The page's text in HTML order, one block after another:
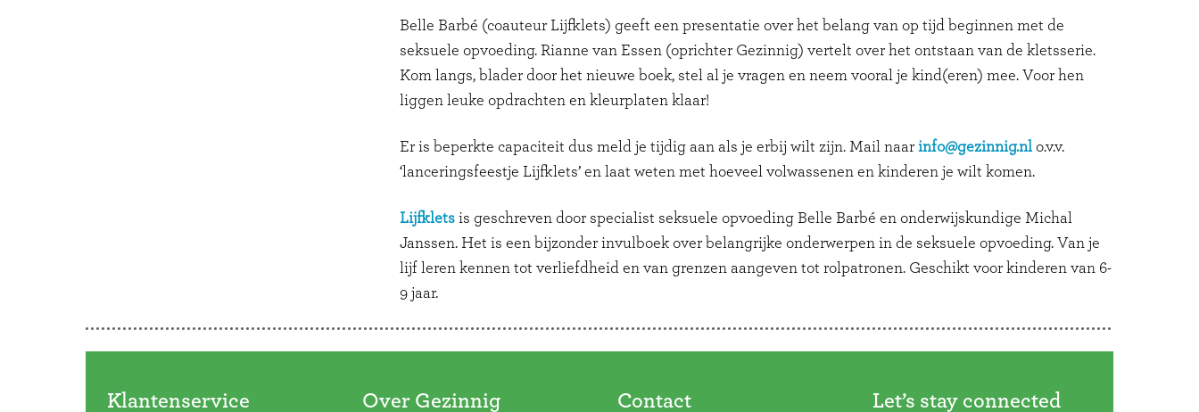
Belle Barbé (coauteur Lijfklets) geeft een presentatie over het belang van op tijd beginnen met de
seksuele opvoeding. Rianne van Essen (oprichter Gezinnig) vertelt over het ontstaan van de kletsserie.
Kom langs, blader door het nieuwe boek, stel al je vragen en neem vooral je kind(eren) mee. Voor hen
liggen leuke opdrachten en kleurplaten klaar!
Er is beperkte capaciteit dus meld je tijdig aan als je erbij wilt zijn. Mail naar info@gezinnig.nl o.v.v.
‘lanceringsfeestje Lijfklets’ en laat weten met hoeveel volwassenen en kinderen je wilt komen.
Lijfklets is geschreven door specialist seksuele opvoeding Belle Barbé en onderwijskundige Michal
Janssen. Het is een bijzonder invulboek over belangrijke onderwerpen in de seksuele opvoeding. Van je
lijf leren kennen tot verliefdheid en van grenzen aangeven tot rolpatronen. Geschikt voor kinderen van 6-
9 jaar.
Klantenservice Over Gezinnig Contact Let’s stay connected